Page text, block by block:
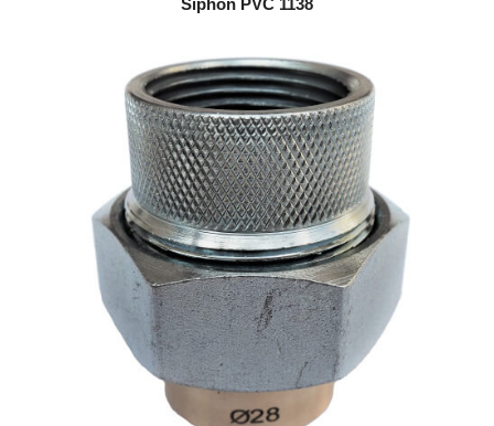
Siphon PVC 1138